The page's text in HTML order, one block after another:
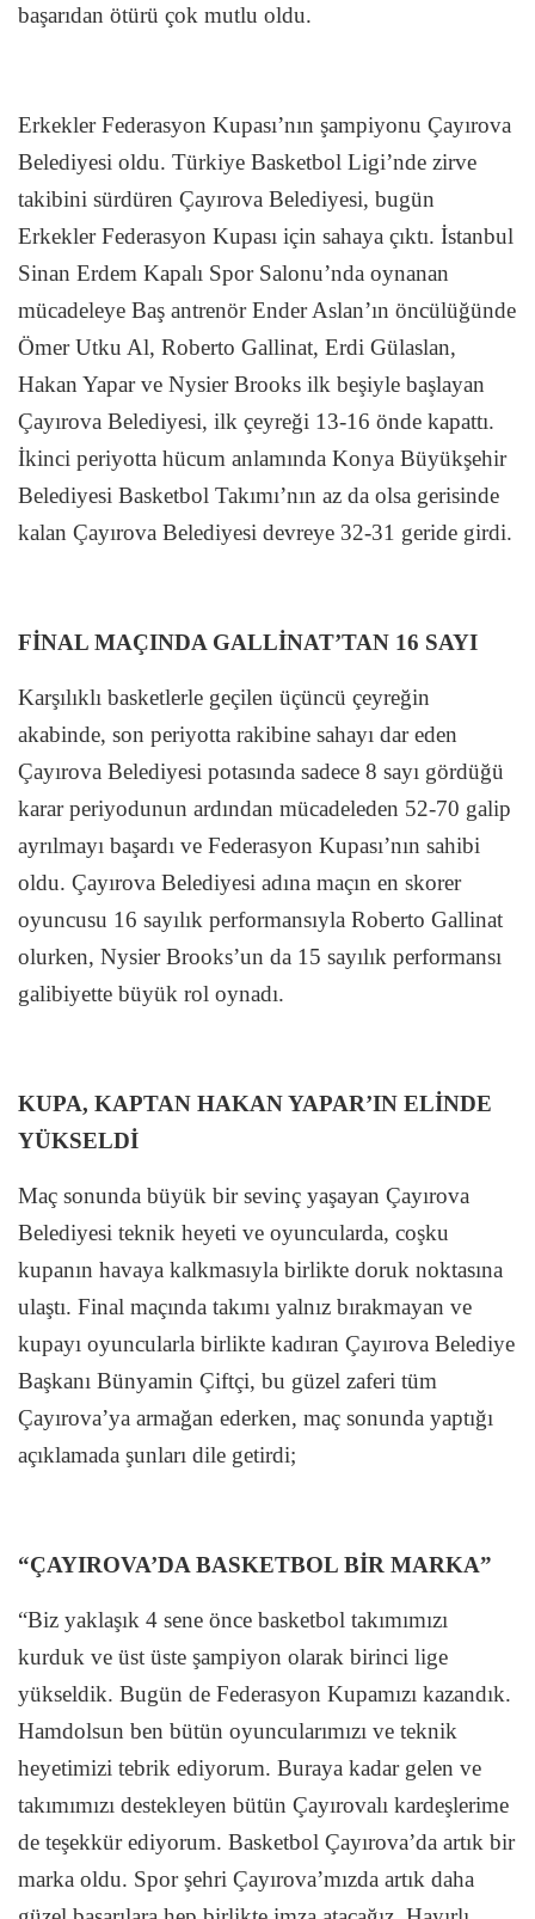
başarıdan ötürü çok mutlu oldu.
Erkekler Federasyon Kupası’nın şampiyonu Çayırova
Belediyesi oldu. Türkiye Basketbol Ligi’nde zirve
takibini sürdüren Çayırova Belediyesi, bugün
Erkekler Federasyon Kupası için sahaya çıktı. İstanbul
Sinan Erdem Kapalı Spor Salonu’nda oynanan
mücadeleye Baş antrenör Ender Aslan’ın öncülüğünde
Ömer Utku Al, Roberto Gallinat, Erdi Gülaslan,
Hakan Yapar ve Nysier Brooks ilk beşiyle başlayan
Çayırova Belediyesi, ilk çeyreği 13-16 önde kapattı.
İkinci periyotta hücum anlamında Konya Büyükşehir
Belediyesi Basketbol Takımı’nın az da olsa gerisinde
kalan Çayırova Belediyesi devreye 32-31 geride girdi.
FİNAL MAÇINDA GALLİNAT’TAN 16 SAYI
Karşılıklı basketlerle geçilen üçüncü çeyreğin
akabinde, son periyotta rakibine sahayı dar eden
Çayırova Belediyesi potasında sadece 8 sayı gördüğü
karar periyodunun ardından mücadeleden 52-70 galip
ayrılmayı başardı ve Federasyon Kupası’nın sahibi
oldu. Çayırova Belediyesi adına maçın en skorer
oyuncusu 16 sayılık performansıyla Roberto Gallinat
olurken, Nysier Brooks’un da 15 sayılık performansı
galibiyette büyük rol oynadı.
KUPA, KAPTAN HAKAN YAPAR’IN ELİNDE
YÜKSELDİ
Maç sonunda büyük bir sevinç yaşayan Çayırova
Belediyesi teknik heyeti ve oyuncularda, coşku
kupanın havaya kalkmasıyla birlikte doruk noktasına
ulaştı. Final maçında takımı yalnız bırakmayan ve
kupayı oyuncularla birlikte kadıran Çayırova Belediye
Başkanı Bünyamin Çiftçi, bu güzel zaferi tüm
Çayırova’ya armağan ederken, maç sonunda yaptığı
açıklamada şunları dile getirdi;
“ÇAYIROVA’DA BASKETBOL BİR MARKA”
“Biz yaklaşık 4 sene önce basketbol takımımızı
kurduk ve üst üste şampiyon olarak birinci lige
yükseldik. Bugün de Federasyon Kupamızı kazandık.
Hamdolsun ben bütün oyuncularımızı ve teknik
heyetimizi tebrik ediyorum. Buraya kadar gelen ve
takımımızı destekleyen bütün Çayırovalı kardeşlerime
de teşekkür ediyorum. Basketbol Çayırova’da artık bir
marka oldu. Spor şehri Çayırova’mızda artık daha